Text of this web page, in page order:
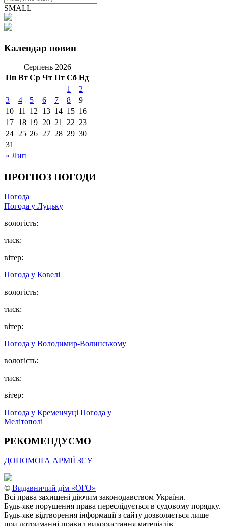
SMALL
Календар новин
Серпень 2026
Пн Вт Ср Чт Пт Сб Нд
« Лип
1
2
3
4 5 6 7 8
9
10 11 12 13 14 15 16
17 18 19 20 21 22 23
24 25 26 27 28 29 30
31
ПРОГНОЗ ПОГОДИ
Погода
Погода у Луцьку
вологість:
тиск:
вітер:
Погода у Ковелі
вологість:
тиск:
вітер:
Погода у Володимир-Волинському
вологість:
тиск:
вітер:
Погода у Кременчуці Погода у
Мелітополі
РЕКОМЕНДУЄМО
ДОПОМОГА АРМІЇ ЗСУ
© Видавничий дім «ОГО»
Всі права захищені діючим законодавством України.
Будь-яке порушення права переслідується в судовому порядку.
Будь-яке відтворення інформації з сайту дозволяється лише